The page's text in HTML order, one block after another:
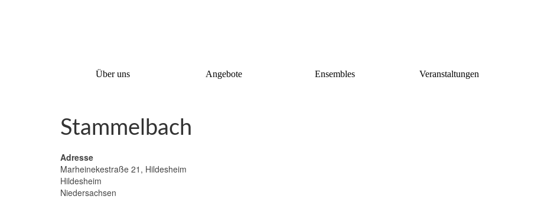
Über uns Angebote Ensembles Veranstaltungen
Stammelbach
Adresse
Marheinekestraße 21, Hildesheim
Hildesheim
Niedersachsen